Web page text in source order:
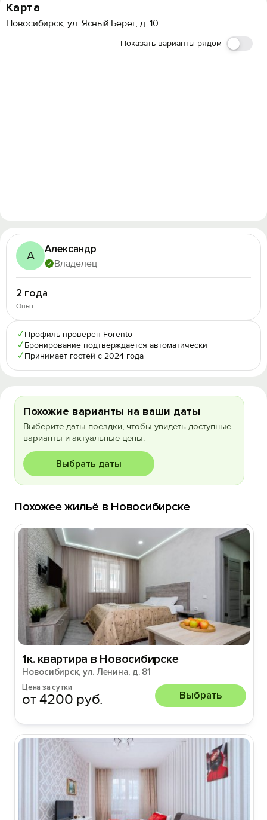
Карта
Новосибирск, ул. Ясный Берег, д. 10
Показать варианты рядом
А Александр
Владелец
2 года
Опыт
✓ Профиль проверен Forento
✓ Бронирование подтверждается автоматически
✓ Принимает гостей с 2024 года
Похожие варианты на ваши даты
Выберите даты поездки, чтобы увидеть доступные
варианты и актуальные цены.
Выбрать даты
Похожее жильё в Новосибирске
1к. квартира в Новосибирске
Новосибирск, ул. Ленина, д. 81
Цена за сутки
от 4200 руб. Выбрать